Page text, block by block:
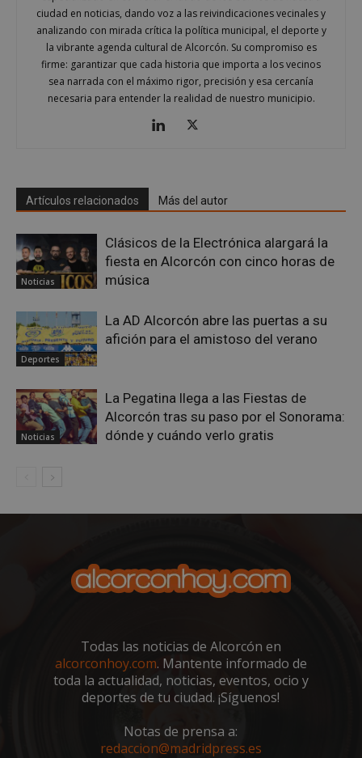
ciudad en noticias, dando voz a las reivindicaciones vecinales y
analizando con mirada crítica la política municipal, el deporte y
la vibrante agenda cultural de Alcorcón. Su compromiso es
firme: garantizar que cada historia que importa a los vecinos
sea narrada con el máximo rigor, precisión y esa cercanía
necesaria para entender la realidad de nuestro municipio.
Artículos relacionados Más del autor
Noticias
Clásicos de la Electrónica alargará la
fiesta en Alcorcón con cinco horas de
música
Deportes
La AD Alcorcón abre las puertas a su
afición para el amistoso del verano
Noticias
La Pegatina llega a las Fiestas de
Alcorcón tras su paso por el Sonorama:
dónde y cuándo verlo gratis
Todas las noticias de Alcorcón en
alcorconhoy.com. Mantente informado de
toda la actualidad, noticias, eventos, ocio y
deportes de tu ciudad. ¡Síguenos!
Notas de prensa a:
redaccion@madridpress.es
inicio de sesión de usuario y la gestión de cuentas.
El sitio web no se puede utilizar correctamente sin
las cookies estrictamente necesarias.
Nombre
Proveedor/
Dominio
PHP.net
alcorconhoy.com
AWSALBCORS
Amazon.com
Inc.
embed.bsky.app
1 semana
sp_landing
Spotify Inc.
.spotify.com
Google
Privacy Policy